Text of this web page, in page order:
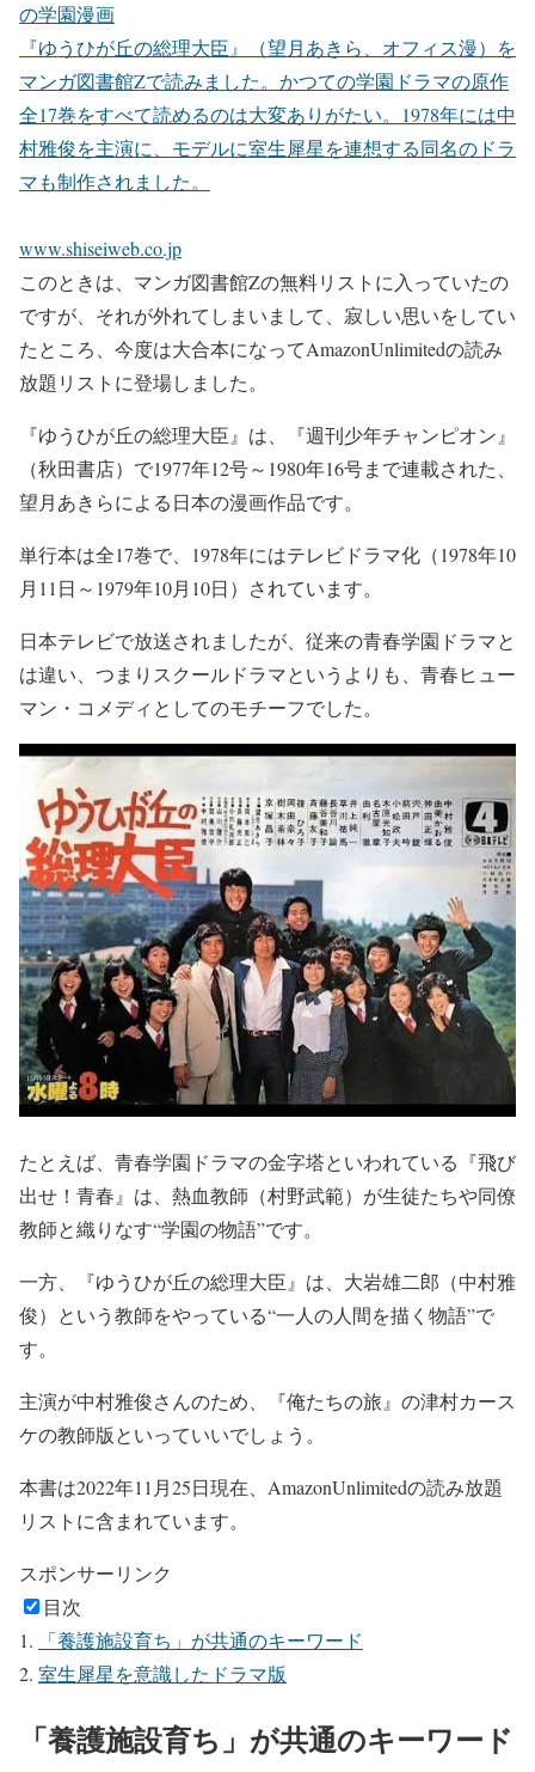
の学園漫画
『ゆうひが丘の総理大臣』（望月あきら、オフィス漫）を
マンガ図書館Zで読みました。かつての学園ドラマの原作
全17巻をすべて読めるのは大変ありがたい。1978年には中
村雅俊を主演に、モデルに室生犀星を連想する同名のドラ
マも制作されました。
www.shiseiweb.co.jp
このときは、マンガ図書館Zの無料リストに入っていたの
ですが、それが外れてしまいまして、寂しい思いをしてい
たところ、今度は大合本になってAmazonUnlimitedの読み
放題リストに登場しました。
『ゆうひが丘の総理大臣』は、『週刊少年チャンピオン』
（秋田書店）で1977年12号～1980年16号まで連載された、
望月あきらによる日本の漫画作品です。
単行本は全17巻で、1978年にはテレビドラマ化（1978年10
月11日～1979年10月10日）されています。
日本テレビで放送されましたが、従来の青春学園ドラマと
は違い、つまりスクールドラマというよりも、青春ヒュー
マン・コメディとしてのモチーフでした。
たとえば、青春学園ドラマの金字塔といわれている『飛び
出せ！青春』は、熱血教師（村野武範）が生徒たちや同僚
教師と織りなす“学園の物語”です。
一方、『ゆうひが丘の総理大臣』は、大岩雄二郎（中村雅
俊）という教師をやっている“一人の人間を描く物語”で
す。
主演が中村雅俊さんのため、『俺たちの旅』の津村カース
ケの教師版といっていいでしょう。
本書は2022年11月25日現在、AmazonUnlimitedの読み放題
リストに含まれています。
スポンサーリンク
目次
「養護施設育ち」が共通のキーワード
室生犀星を意識したドラマ版
「養護施設育ち」が共通のキーワード